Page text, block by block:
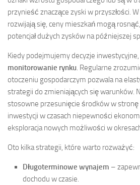
przynieść znaczące zyski w przyszłości.
rozwijają się, ceny mieszkań mogą
potencjał dużych zysków na późniejszej
Kiedy podejmujemy decyzje
monitorowanie rynku. Regularne
otoczeniu gospodarczym pozwala na
strategii do zmieniających się warunków.
stosowne przesunięcie środków w stronę
inwestycji w czasach niepewności
eksploracja nowych możliwości w
Oto kilka strategii, które warto rozważyć:
Długoterminowe wynajem –
dochodu w czasie.